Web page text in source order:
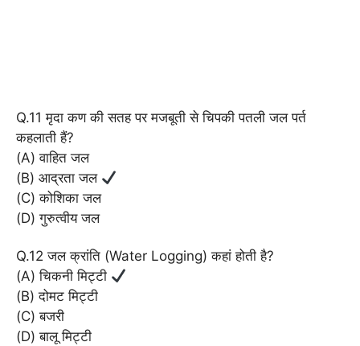
Q.11 मृदा कण की सतह पर मजबूती से चिपकी पतली जल पर्त
कहलाती हैं?
(A) वाहित जल
(B) आद्रता जल
(C) कोशिका जल
(D) गुरुत्वीय जल
Q.12 जल क्रांति (Water Logging) कहां होती है?
(A) चिकनी मिट्टी
(B) दोमट मिट्टी
(C) बजरी
(D) बालू मिट्टी